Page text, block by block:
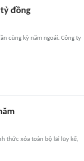
đồng
cùng kỳ năm ngoái. Công ty
thức xóa toàn bộ lãi lũy kế,